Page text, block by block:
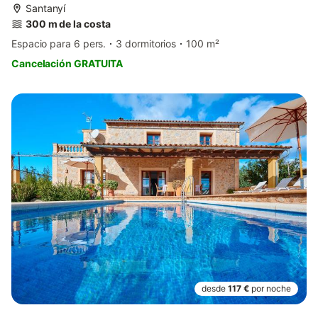
Santanyí
300 m de la costa
Espacio para 6 pers.
3 dormitorios
100 m²
Cancelación GRATUITA
desde 117 € por noche